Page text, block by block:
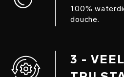
100%
douche.
3 -